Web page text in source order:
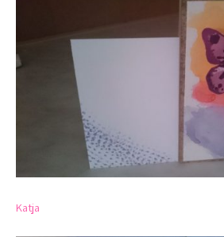
Katja